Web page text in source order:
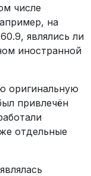
числе
на
являлись ли
иностранной
оригинальную
привлечён
отдельные